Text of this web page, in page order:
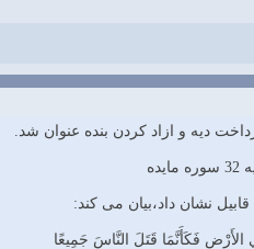
دیه و ازاد کردن بنده عنوان شد.
نشان داد،بیان می کند:
فَكَأَنَّمَا قَتَلَ النَّاسَ جَمِيعًا